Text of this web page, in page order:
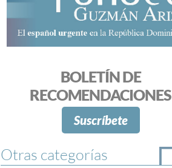
BOLETÍN DE
RECOMENDACIONES
Suscríbete
Otras categorías